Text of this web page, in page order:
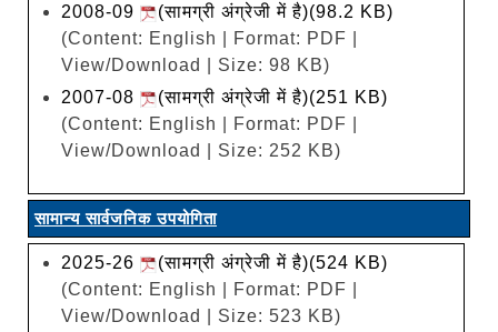
2008-09
(सामग्री अंग्रेजी में है)(98.2 KB)
(Content: English | Format: PDF |
View/Download | Size: 98 KB)
2007-08
(सामग्री अंग्रेजी में है)(251 KB)
(Content: English | Format: PDF |
View/Download | Size: 252 KB)
सामान्य सार्वजनिक उपयोगिता
2025-26
(सामग्री अंग्रेजी में है)(524 KB)
(Content: English | Format: PDF |
View/Download | Size: 523 KB)